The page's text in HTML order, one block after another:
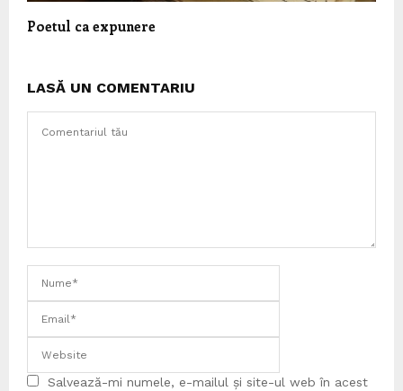
Poetul ca expunere
LASĂ UN COMENTARIU
Salvează-mi numele, e-mailul și site-ul web în acest